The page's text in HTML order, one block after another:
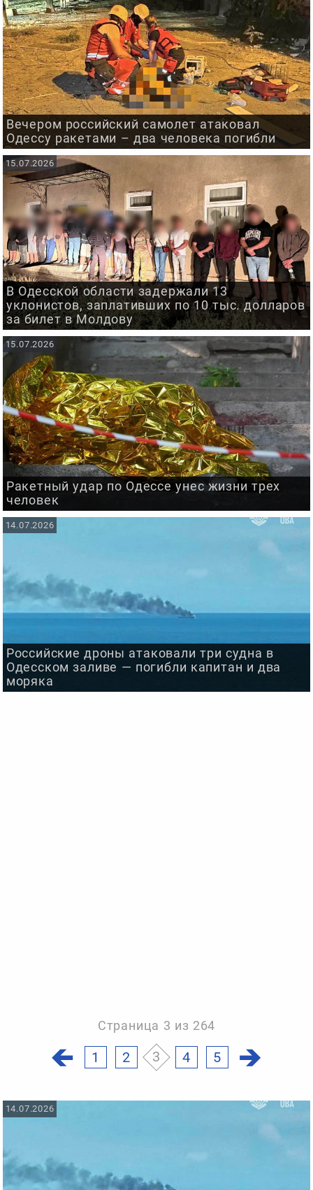
Вечером российский самолет атаковал
Одессу ракетами – два человека погибли
В Одесской области задержали 13
уклонистов, заплативших по 10 тыс. долларов
за билет в Молдову
15.07.2026
Ракетный удар по Одессе унес жизни трех
человек
15.07.2026
Российские дроны атаковали три судна в
Одесском заливе — погибли капитан и два
моряка
14.07.2026
Страница 3 из 264
1 2 3 4 5
14.07.2026